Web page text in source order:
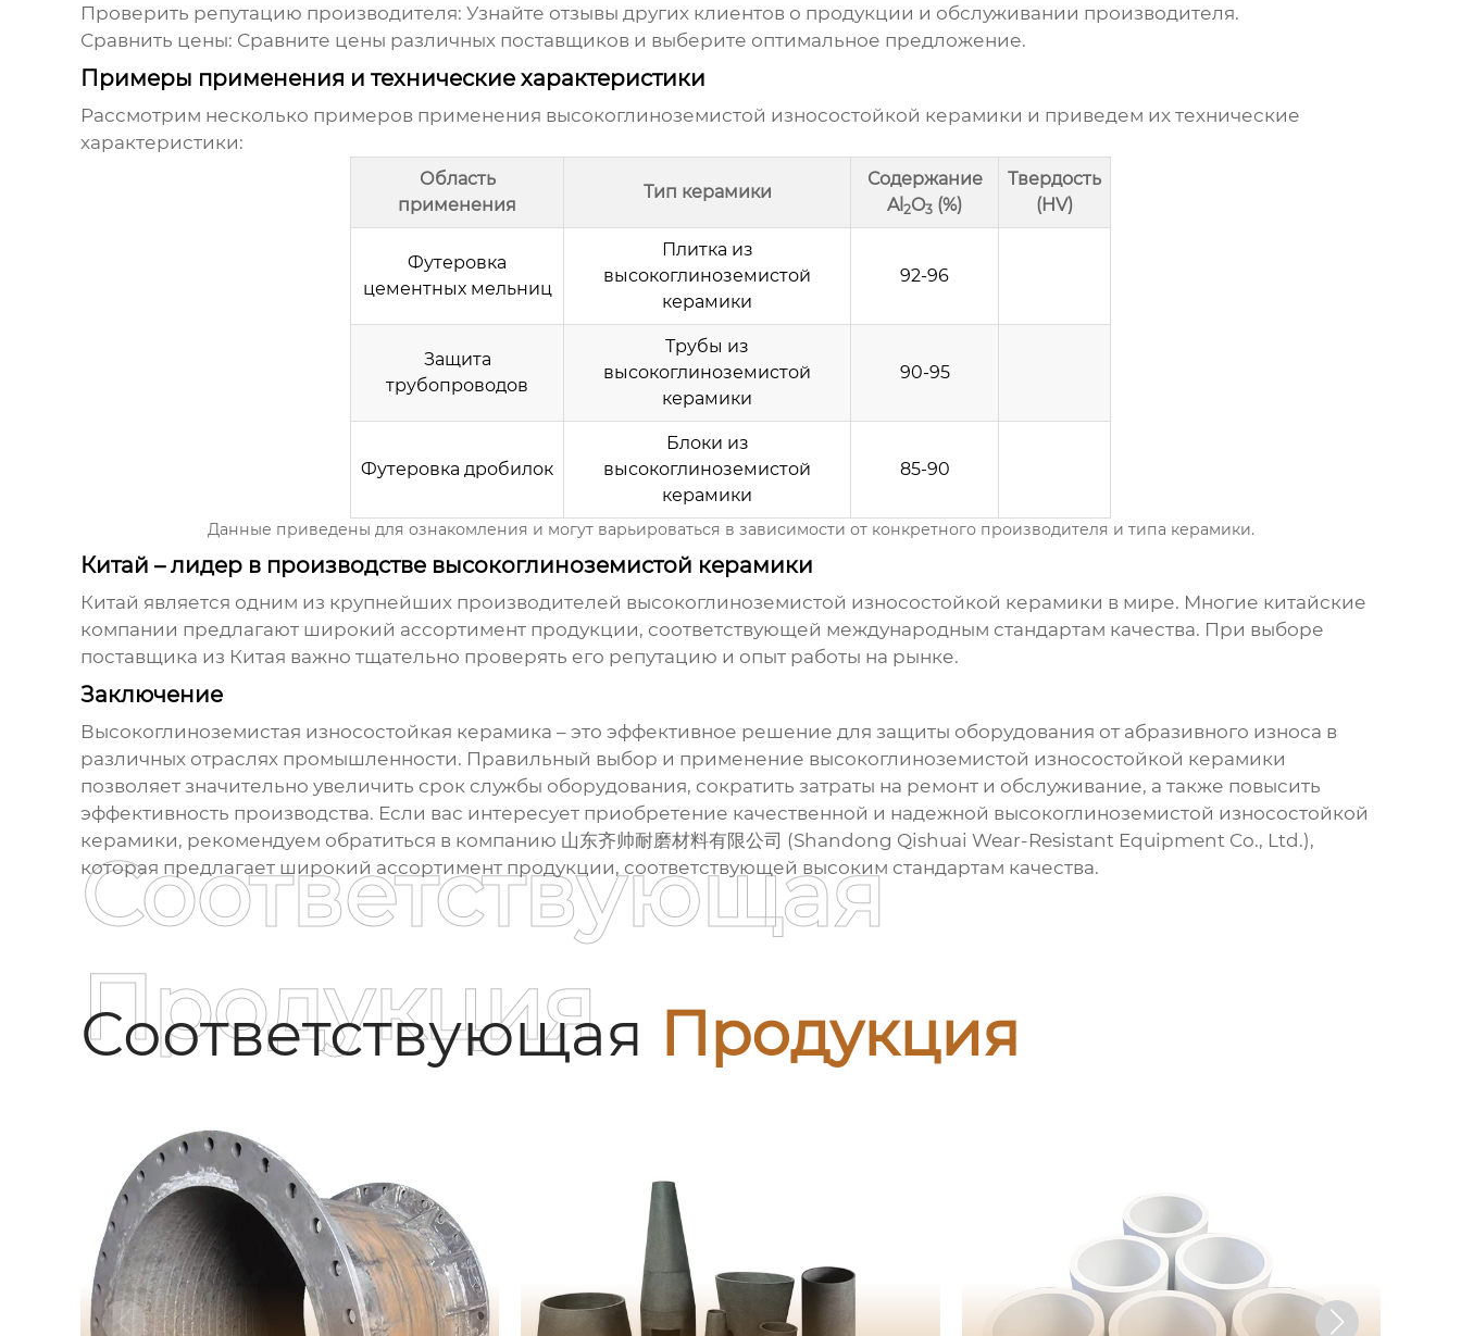
Проверить репутацию производителя: Узнайте отзывы других клиентов о продукции и обслуживании производителя.
Сравнить цены: Сравните цены различных поставщиков и выберите оптимальное предложение.
Примеры применения и технические характеристики
Рассмотрим несколько примеров применения высокоглиноземистой износостойкой керамики и приведем их технические
характеристики:
Область
применения
Тип керамики
Содержание
Al 2O3 (%)
Твердость
(HV)
Футеровка
цементных мельниц
Плитка из
высокоглиноземистой
керамики
92-96
Защита
трубопроводов
Трубы из
высокоглиноземистой
керамики
90-95
Футеровка дробилок
Блоки из
высокоглиноземистой
керамики
85-90
Данные приведены для ознакомления и могут варьироваться в зависимости от конкретного производителя и типа керамики.
Китай – лидер в производстве высокоглиноземистой керамики
Китай является одним из крупнейших производителей высокоглиноземистой износостойкой керамики в мире. Многие китайские
компании предлагают широкий ассортимент продукции, соответствующей международным стандартам качества. При выборе
поставщика из Китая важно тщательно проверять его репутацию и опыт работы на рынке.
Заключение
Высокоглиноземистая износостойкая керамика – это эффективное решение для защиты оборудования от абразивного износа в
различных отраслях промышленности. Правильный выбор и применение высокоглиноземистой износостойкой керамики
позволяет значительно увеличить срок службы оборудования, сократить затраты на ремонт и обслуживание, а также повысить
эффективность производства. Если вас интересует приобретение качественной и надежной высокоглиноземистой износостойкой
керамики, рекомендуем обратиться в компанию 山东齐帅耐磨材料有限公司 (Shandong Qishuai Wear-Resistant Equipment Co., Ltd.),
которая предлагает широкий ассортимент продукции, соответствующей высоким стандартам качества.
Соответствующая Продукция
Соответствующая
Продукция